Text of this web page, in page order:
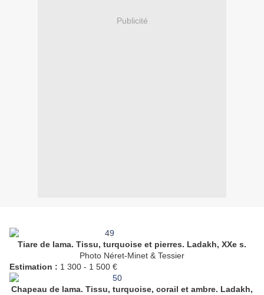
Publicité
Tiare de lama. Tissu, turquoise et pierres. Ladakh, XXe s.
Photo Néret-Minet & Tessier
Estimation : 1 300 - 1 500 €
Chapeau de lama. Tissu, turquoise, corail et ambre. Ladakh,